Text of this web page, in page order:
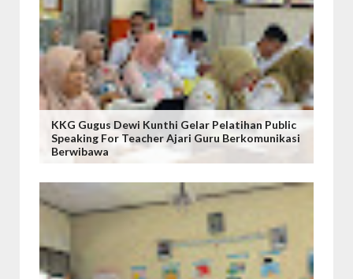
KKG Gugus Dewi Kunthi Gelar Pelatihan Public
Speaking For Teacher Ajari Guru Berkomunikasi
Berwibawa